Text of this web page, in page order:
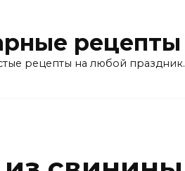
рецепты
рецепты на любой праздник.